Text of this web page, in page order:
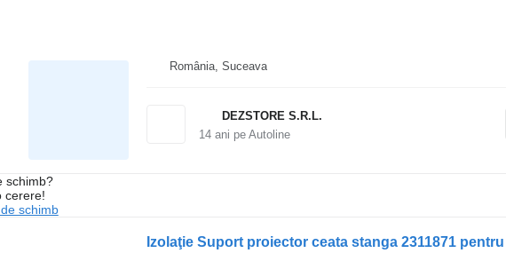
România, Suceava
DEZSTORE S.R.L.
14ani pe Autoline
schimb?
cerere!
schimb
Izolaţie Suport proiector ceata stanga 2311871